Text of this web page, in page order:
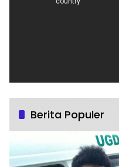
Berita Populer